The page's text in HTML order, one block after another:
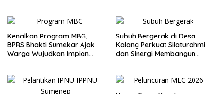
Kenalkan Program MBG,
BPRS Bhakti Sumekar Ajak
Warga Wujudkan Impian
Subuh Bergerak di Desa
Kalang Perkuat Silaturahmi
dan Sinergi Membangun